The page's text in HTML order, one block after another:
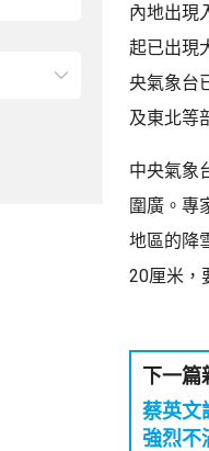
內地出現
起已出現
央氣象台
及東北等
中央氣象
圍廣。專
地區的降
20厘米，
下一篇
蔡英
強烈不